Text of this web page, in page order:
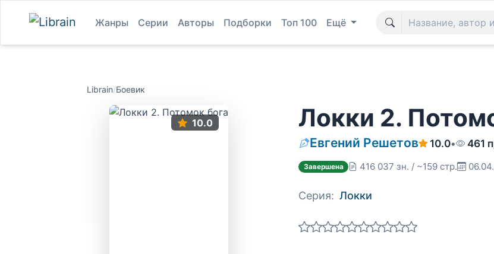
Жанры Серии Авторы Подборки Топ 100 Ещё
Librain/Боевик
10.0 Локки 2.
Евгений Решетов 10.0• 461
Завершена 416 037 зн. / ~159 стр.
Серия: Локки